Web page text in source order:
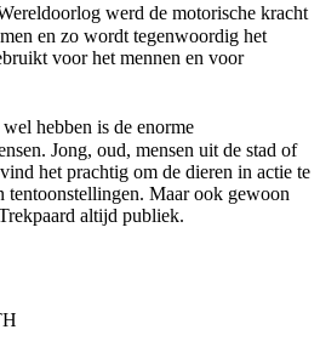
werd de motorische kracht
en zo wordt tegenwoordig het
voor het mennen en voor
hebben is de enorme
Jong, oud, mensen uit de stad of
het prachtig om de dieren in actie te
tentoonstellingen. Maar ook gewoon
een Trekpaard altijd publiek.